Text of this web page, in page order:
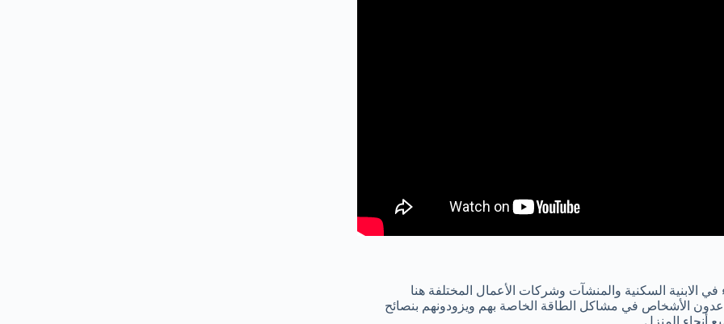
الابنية السكنية والمنشآت وشركات الأعمال المختلفة هنا
الأشخاص في مشاكل الطاقة الخاصة بهم ويزودونهم بنصائح